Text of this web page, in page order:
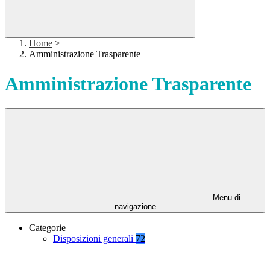
Home >
Amministrazione Trasparente
Amministrazione Trasparente
Menu di
navigazione
Categorie
Disposizioni generali 72